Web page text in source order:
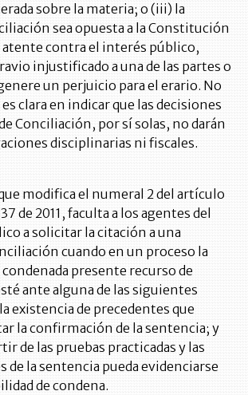
sobre la materia; o (iii) la
sea opuesta a la Constitución
atente contra el interés público,
injustificado a una de las partes o
un perjuicio para el erario. No
clara en indicar que las decisiones
Conciliación, por sí solas, no darán
disciplinarias ni fiscales.
modifica el numeral 2 del artículo
de 2011, faculta a los agentes del
a solicitar la citación a una
cuando en un proceso la
presente recurso de
ante alguna de las siguientes
existencia de precedentes que
la confirmación de la sentencia; y
de las pruebas practicadas y las
de la sentencia pueda evidenciarse
de condena.